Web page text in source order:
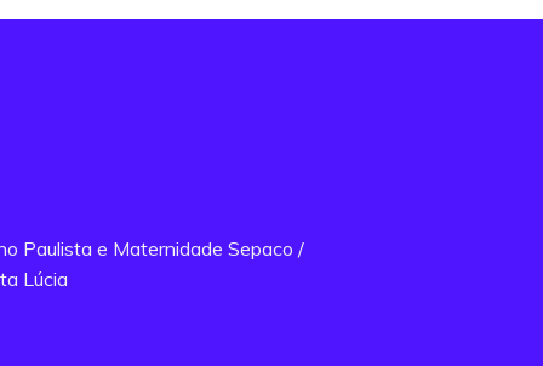
Paulista e Maternidade Sepaco /
Lúcia